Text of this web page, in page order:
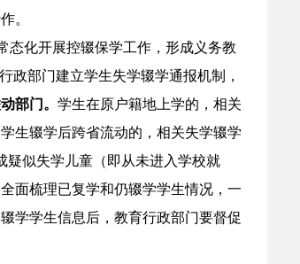
。
态化开展控辍保学工作，形成义务教
政部门建立学生失学辍学通报机制，
部门。 学生在原户籍地上学的，相关
生辍学后跨省流动的，相关失学辍学
疑似失学儿童（即从未进入学校就
面梳理已复学和仍辍学学生情况，一
学学生信息后，教育行政部门要督促